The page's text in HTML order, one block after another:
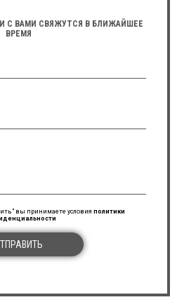
С ВАМИ СВЯЖУТСЯ В БЛИЖАЙШЕЕ
ВРЕМЯ
вы принимаете условия политики